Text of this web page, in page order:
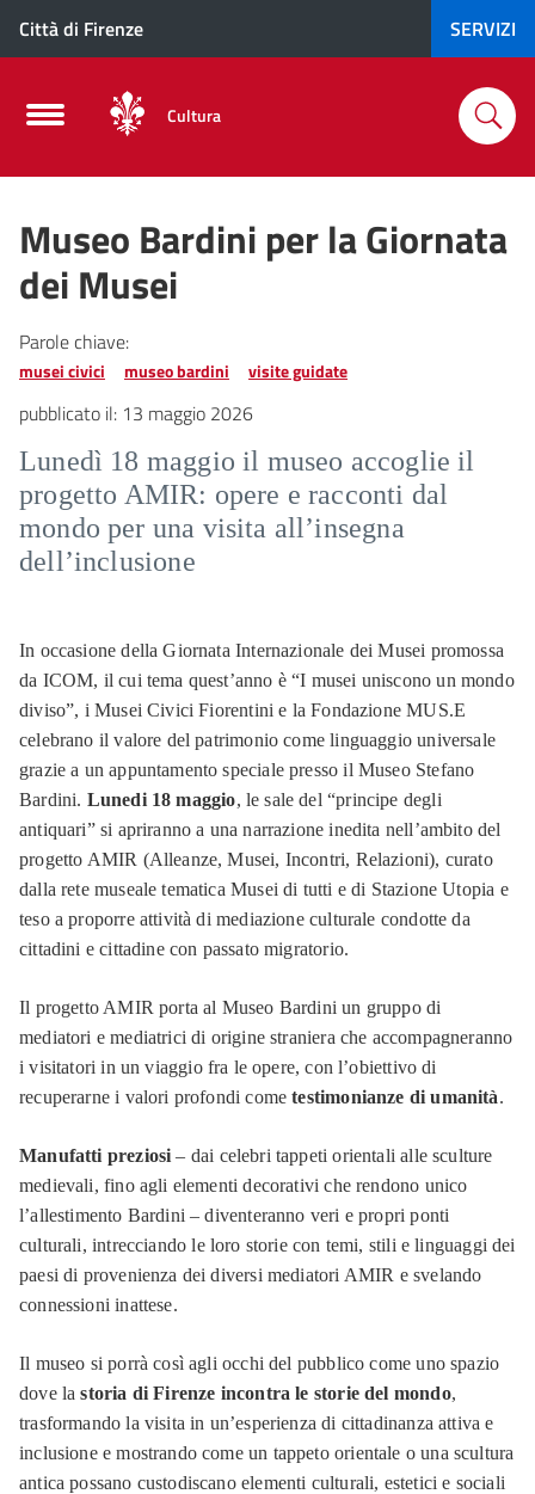
Città di Firenze SERVIZI
Cultura
Museo Bardini per la Giornata
dei Musei
Parole chiave:
musei civici museo bardini visite guidate
pubblicato il: 13 maggio 2026
Lunedì 18 maggio il museo accoglie il
progetto AMIR: opere e racconti dal
mondo per una visita all’insegna
dell’inclusione
In occasione della Giornata Internazionale dei Musei promossa
da ICOM, il cui tema quest’anno è “I musei uniscono un mondo
diviso”, i Musei Civici Fiorentini e la Fondazione MUS.E
celebrano il valore del patrimonio come linguaggio universale
grazie a un appuntamento speciale presso il Museo Stefano
Bardini. Lunedi 18 maggio, le sale del “principe degli
antiquari” si apriranno a una narrazione inedita nell’ambito del
progetto AMIR (Alleanze, Musei, Incontri, Relazioni), curato
dalla rete museale tematica Musei di tutti e di Stazione Utopia e
teso a proporre attività di mediazione culturale condotte da
cittadini e cittadine con passato migratorio.
Il progetto AMIR porta al Museo Bardini un gruppo di
mediatori e mediatrici di origine straniera che accompagneranno
i visitatori in un viaggio fra le opere, con l’obiettivo di
recuperarne i valori profondi cometestimonianze di umanità.
Manufatti preziosi – dai celebri tappeti orientali alle sculture
medievali, fino agli elementi decorativi che rendono unico
l’allestimento Bardini – diventeranno veri e propri ponti
culturali, intrecciando le loro storie con temi, stili e linguaggi dei
paesi di provenienza dei diversi mediatori AMIR e svelando
connessioni inattese.
Il museo si porrà così agli occhi del pubblico come uno spazio
dove lastoria di Firenze incontra le storie del mondo,
trasformando la visita in un’esperienza di cittadinanza attiva e
inclusione e mostrando come un tappeto orientale o una scultura
antica possano custodiscano elementi culturali, estetici e sociali